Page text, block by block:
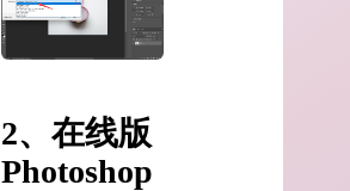
2、 在线版
Photoshop